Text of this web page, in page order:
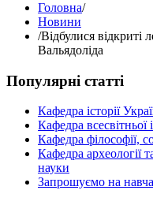
Головна/
Hовини
/Відбулися відкриті
Вальядоліда
Популярні статті
Кафедра історії
Кафедра всесвітньої
Кафедра філософії,
Кафедра археології
науки
Запрошуємо на